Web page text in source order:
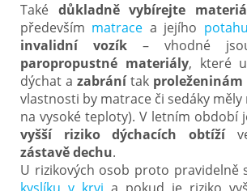
Také důkladně vybírejte
především matrace a jejího potahu
invalidní vozík – vhodné
paropropustné materiály, které
dýchat a zabránítak proleženinám
vlastnosti by matrace či sedáky
na vysoké teploty). V letním období
vyšší riziko dýchacích obtíží
zástavě dechu.
U rizikových osob proto pravidelně